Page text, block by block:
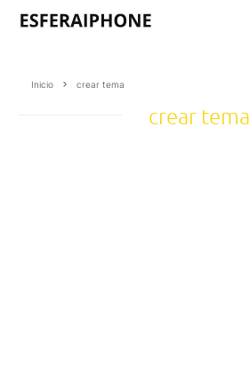
Inicio crear tema
crear tema